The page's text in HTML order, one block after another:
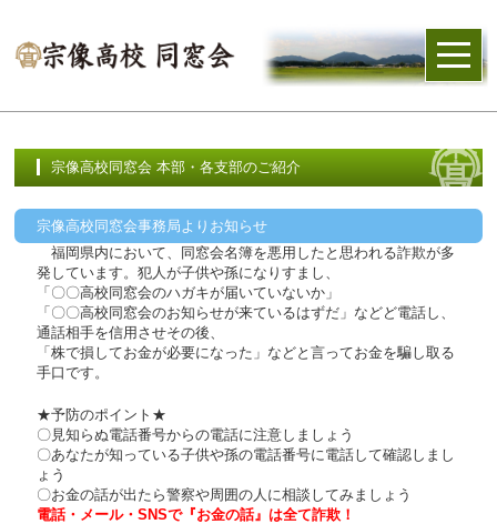
宗像高校同窓会 本部・各支部のご紹介
宗像高校同窓会事務局よりお知らせ
福岡県内において、同窓会名簿を悪用したと思われる詐欺が多
発しています。犯人が子供や孫になりすまし、
「〇〇高校同窓会のハガキが届いていないか」
「〇〇高校同窓会のお知らせが来ているはずだ」などど電話し、
通話相手を信用させその後、
「株で損してお金が必要になった」などと言ってお金を騙し取る
手口です。
★予防のポイント★
〇見知らぬ電話番号からの電話に注意しましょう
〇あなたが知っている子供や孫の電話番号に電話して確認しまし
ょう
〇お金の話が出たら警察や周囲の人に相談してみましょう
電話・メール・SNSで『お金の話』は全て詐欺！